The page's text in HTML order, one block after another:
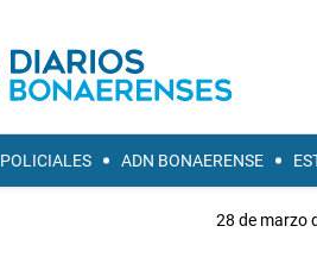
POLICIALES ADN BONAERENSE
28 de marzo